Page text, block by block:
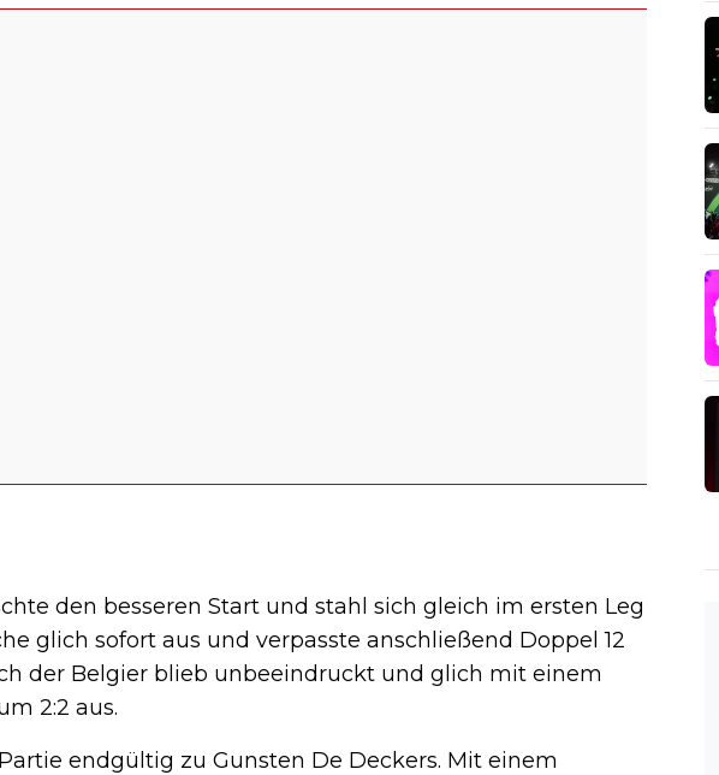
den besseren Start und stahl sich gleich im ersten Leg
glich sofort aus und verpasste anschließend Doppel 12
der Belgier blieb unbeeindruckt und glich mit einem
2:2 aus.
endgültig zu Gunsten De Deckers. Mit einem